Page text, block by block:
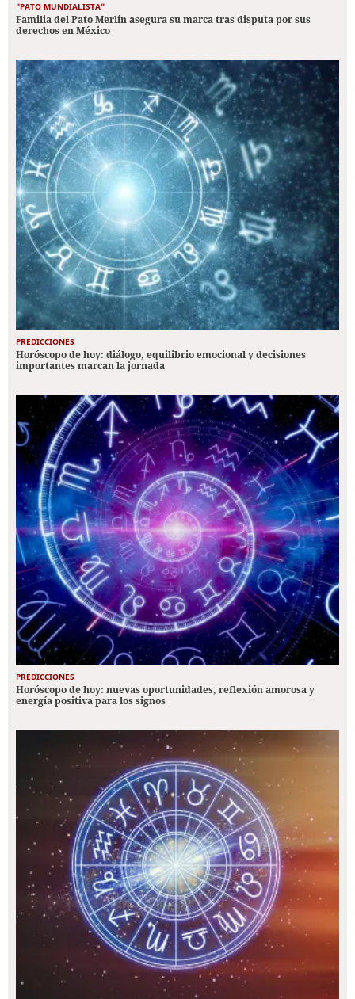
"PATO MUNDIALISTA"
Familia del Pato Merlín asegura su marca tras disputa por sus
derechos en México
PREDICCIONES
Horóscopo de hoy: diálogo, equilibrio emocional y decisiones
importantes marcan la jornada
PREDICCIONES
Horóscopo de hoy: nuevas oportunidades, reflexión amorosa y
energía positiva para los signos